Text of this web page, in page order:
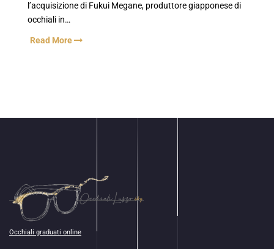
l’acquisizione di Fukui Megane, produttore giapponese di
occhiali in…
Read More
Occhiali graduati online